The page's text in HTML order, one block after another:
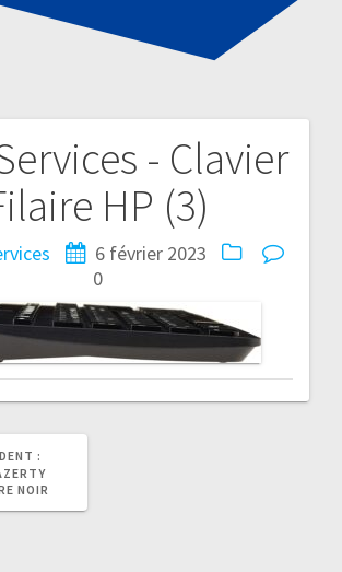
- Clavier
HP (3)
6 février 2023
0
:
PRÉCÉDENT
:
NOIR